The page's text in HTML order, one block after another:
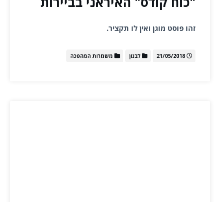
זהו פוסט מוגן ואין לו תקציר.
21/05/2018 לבנון משמרות המהפכה